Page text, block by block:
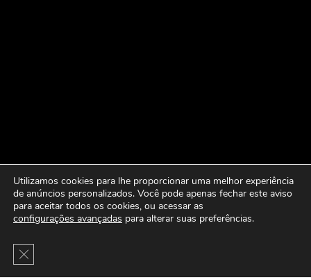
Utilizamos cookies para lhe proporcionar uma melhor experiência
de anúncios personalizados. Você pode apenas fechar este aviso
para aceitar todos os cookies, ou acessar as
configurações avançadas para alterar suas preferências.
Close GDPR Cookie Banner